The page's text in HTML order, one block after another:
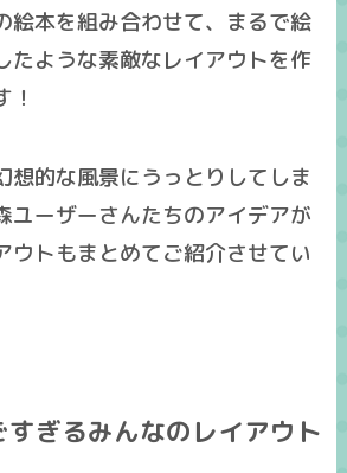
絵本を組み合わせて、まるで絵
たような素敵なレイアウトを作
想的な風景にうっとりしてしま
ユーザーさんたちのアイデアが
ウトもまとめてご紹介させてい
ぎるみんなのレイアウト